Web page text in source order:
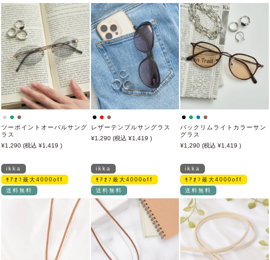
ツーポイントオーバルサング
ラス
1,290
1,419
レザーテンプルサングラス
1,290
1,419
バックリムライトカラーサン
グラス
1,290
1,419
ikka
ﾓｱｵﾌ最大4000off
送料無料
ikka
ﾓｱｵﾌ最大4000off
送料無料
ikka
ﾓｱｵﾌ最大4000off
送料無料